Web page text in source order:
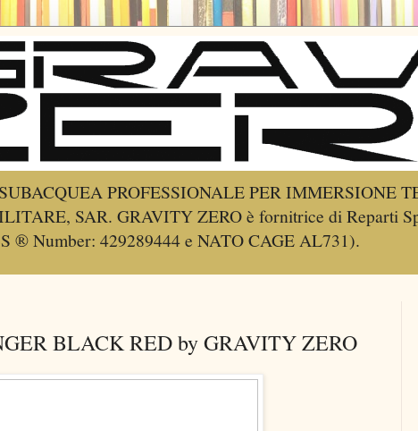
PROFESSIONALE PER IMMERSIONE
SAR. GRAVITY ZERO è fornitrice di Reparti
® Number: 429289444 e NATO CAGE AL731).
BLACK RED by GRAVITY ZERO